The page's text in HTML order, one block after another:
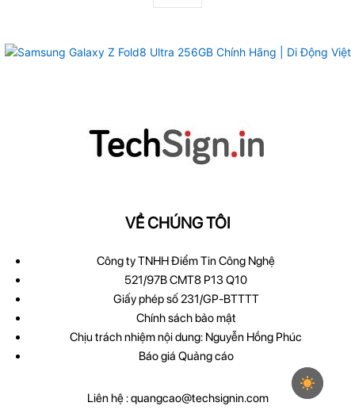
VỀ CHÚNG TÔI
Công ty TNHH Điểm Tin Công Nghệ
521/97B CMT8 P13 Q10
Giấy phép số 231/GP-BTTTT
Chính sách bảo mật
Chịu trách nhiệm nội dung: Nguyễn Hồng Phúc
Báo giá Quảng cáo
Liên hệ :quangcao@techsignin.com